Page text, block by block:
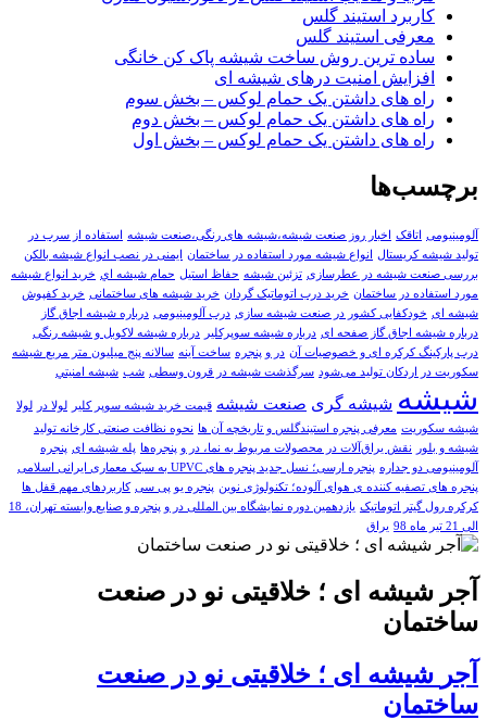
کاربرد استیند گلس
معرفی استیند گلس
ساده ترین روش ساخت شیشه پاک کن خانگی
افزایش امنیت درهای شیشه ای
راه های داشتن یک حمام لوکس – بخش سوم
راه های داشتن یک حمام لوکس – بخش دوم
راه های داشتن یک حمام لوکس – بخش اول
برچسب‌ها
آلومینیومی اتاقک اخبار روز صنعت شیشه،شیشه های رنگی،صنعت شیشه
استفاده از سرب در
تولید شیشه کریستال
انواع شیشه مورد استفاده در ساختمان
ایمنی در نصب انواع شیشه بالکن
بررسی صنعت شیشه در عطرسازی تزئین شیشه حفاظ استیل حمام شيشه اي خرید انواع شیشه
مورد استفاده در ساختمان خرید درب اتوماتیک گردان خرید شیشه های ساختمانی خرید کفپوش
شیشه ای خودکفایی کشور در صنعت شیشه سازی درب آلومینیومی درباره شیشه اجاق گاز
درباره شیشه اجاق گاز صفحه ای درباره شیشه سوپرکلیر
درباره شیشه لاکوبل و شیشه رنگی
درب پارکینگ کرکره ای و خصوصیات آن در و پنجره ساخت آینه سالانه پنج میلیون متر مربع شیشه
سکوریت در اردکان تولید می‌شود سرگذشت شیشه در قرون وسطی شب شيشه امنيتي
شیشه شیشه گری صنعت شيشه قیمت خرید شیشه سوپر کلیر لولا در
لولا
شیشه سکوریت معرفی پنجره استیندگلس و تاریخچه آن ها
نحوه نظافت صنعتی کارخانه تولید
شیشه و بلور
نقش یراق‌آلات در محصولات مربوط به نما، در و پنجره‌ها پله شیشه ای پنجره
آلومینیومی دو جداره پنجره ارسی؛ نسل جدید پنجره های UPVC به سبک معماری ایرانی اسلامی
پنجره های تصفیه کننده ی هوای آلوده؛ تکنولوژی نوین پنجره یو پی سی کاربردهای مهم قفل ها
کرکره رول گیتر اتوماتیک
یازدهمین دوره نمایشگاه بین المللی در و پنجره و صنایع وابسته تهران، 18
الی 21 تیر ماه 98
یراق
آجر‎ شیشه ‎ای ؛ خلاقیتی نو در صنعت
ساختمان
آجر‎ شیشه ‎ای ؛ خلاقیتی نو در صنعت
ساختمان